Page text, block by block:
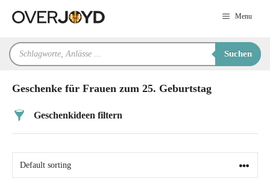
Inhalt
Menu
Products
search
Suchen
Geschenke für Frauen zum 25. Geburtstag
Geschenkideen filtern